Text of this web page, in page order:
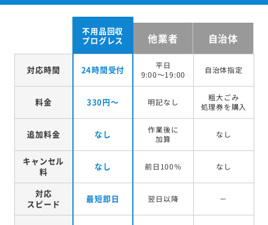
不用品回収
プログレス
他業者 自治体
対応時間 24時間受付
平日
9:00～19:00
自治体指定
料金 330円～ 明記なし
粗大ごみ
処理券を購入
追加料金 なし
作業後に
加算
なし
キャンセル
料
なし 前日100％ なし
対応
スピード
最短即日 翌日以降 －